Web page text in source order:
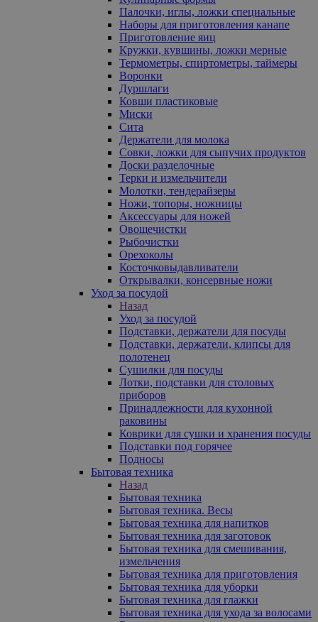
Палочки, иглы, ложки специальные
Наборы для приготовления канапе
Приготовление яиц
Кружки, кувшины, ложки мерные
Термометры, спиртометры, таймеры
Воронки
Дуршлаги
Ковши пластиковые
Миски
Сита
Держатели для молока
Совки, ложки для сыпучих продуктов
Доски разделочные
Терки и измельчители
Молотки, тендерайзеры
Ножи, топоры, ножницы
Аксессуары для ножей
Овощечистки
Рыбочистки
Орехоколы
Косточковыдавливатели
Открывалки, консервные ножи
Уход за посудой
Назад
Уход за посудой
Подставки, держатели для посуды
Подставки, держатели, клипсы для
полотенец
Сушилки для посуды
Лотки, подставки для столовых
приборов
Принадлежности для кухонной
раковины
Коврики для сушки и хранения посуды
Подставки под горячее
Подносы
Бытовая техника
Назад
Бытовая техника
Бытовая техника. Весы
Бытовая техника для напитков
Бытовая техника для заготовок
Бытовая техника для смешивания,
измельчения
Бытовая техника для приготовления
Бытовая техника для уборки
Бытовая техника для глажки
Бытовая техника для ухода за волосами